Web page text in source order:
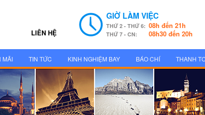
LIÊN HỆ
GIỜ LÀM VIỆC
THỨ 2 - THỨ 6:08h đến 21h
THỨ 7 - CN: 08h30 đến 20h
MÃI TIN TỨC KINH NGHIỆM BAY BÁO CHÍ THANH